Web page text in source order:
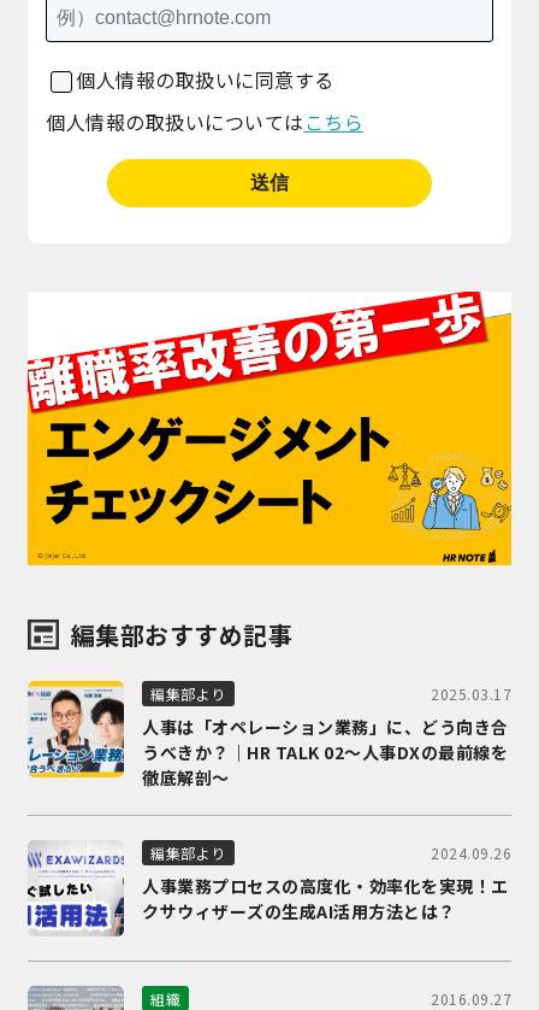
個人情報の取扱いに同意する
個人情報の取扱いについては こちら
編集部おすすめ記事
編集部より 2025.03.17
人事は「オペレーション業務」に、どう向き合
うべきか？｜HR TALK 02～人事DXの最前線を
徹底解剖～
編集部より 2024.09.26
人事業務プロセスの高度化・効率化を実現！エ
クサウィザーズの生成AI活用方法とは？
組織 2016.09.27